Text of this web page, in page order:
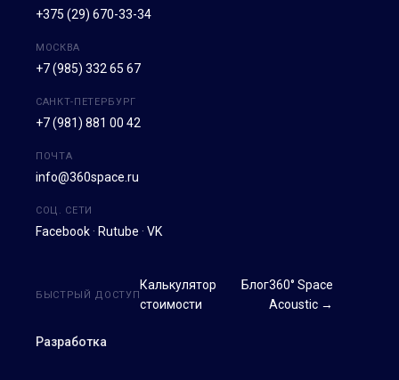
+375 (29) 670-33-34
МОСКВА
+7 (985) 332 65 67
САНКТ-ПЕТЕРБУРГ
+7 (981) 881 00 42
ПОЧТА
info@360space.ru
СОЦ. СЕТИ
Facebook · Rutube · VK
Разработка
БЫСТРЫЙ ДОСТУП
Калькулятор
стоимости
Блог360° Space
Acoustic →